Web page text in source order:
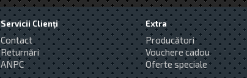
Servicii Clienţi
Contact
Returnări
ANPC
Extra
Producători
Vouchere cadou
Oferte speciale